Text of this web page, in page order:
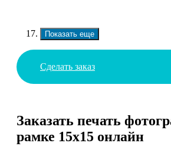
Показать еще
Сделать заказ
Заказать печать
рамке 15х15 онлайн